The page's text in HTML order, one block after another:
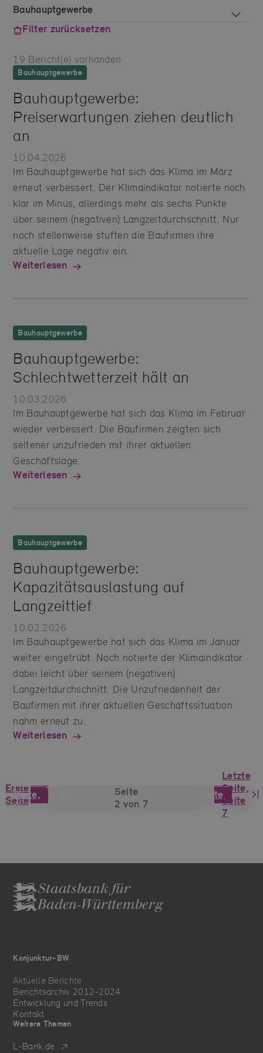
Filter zurücksetzen
19 Bericht(e) vorhanden
Bauhauptgewerbe
Bauhauptgewerbe:
Preiserwartungen ziehen deutlich
an
10.04.2026
Im Bauhauptgewerbe hat sich das Klima im März
erneut verbessert. Der Klimaindikator notierte noch
klar im Minus, allerdings mehr als sechs Punkte
über seinem (negativen) Langzeitdurchschnitt. Nur
noch stellenweise stuften die Baufirmen ihre
aktuelle Lage negativ ein.
Weiterlesen
Bauhauptgewerbe
Bauhauptgewerbe:
Schlechtwetterzeit hält an
10.03.2026
Im Bauhauptgewerbe hat sich das Klima im Februar
wieder verbessert. Die Baufirmen zeigten sich
seltener unzufrieden mit ihrer aktuellen
Geschäftslage.
Weiterlesen
Bauhauptgewerbe
Bauhauptgewerbe:
Kapazitätsauslastung auf
Langzeittief
10.02.2026
Im Bauhauptgewerbe hat sich das Klima im Januar
weiter eingetrübt. Noch notierte der Klimaindikator
dabei leicht über seinem (negativen)
Langzeitdurchschnitt. Die Unzufriedenheit der
Baufirmen mit ihrer aktuellen Geschäftssituation
nahm erneut zu.
Weiterlesen
Erste
Seite
Seite,
Seite 1
Seite
2 von 7
Nächste
Seite,
Seite 3
Letzte
Seite,
Seite
7
Staatsbank für
Baden-Württemberg
Konjunktur-BW
Aktuelle Berichte
Berichtsarchiv 2012-2024
Entwicklung und Trends
Kontakt
Weitere Themen
L‑Bank.de